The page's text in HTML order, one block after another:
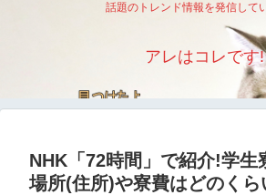
話題のトレンド情報を発信して
アレはコレです!
NHK「72時間」で紹介!学生
場所(住所)や寮費はどのくら